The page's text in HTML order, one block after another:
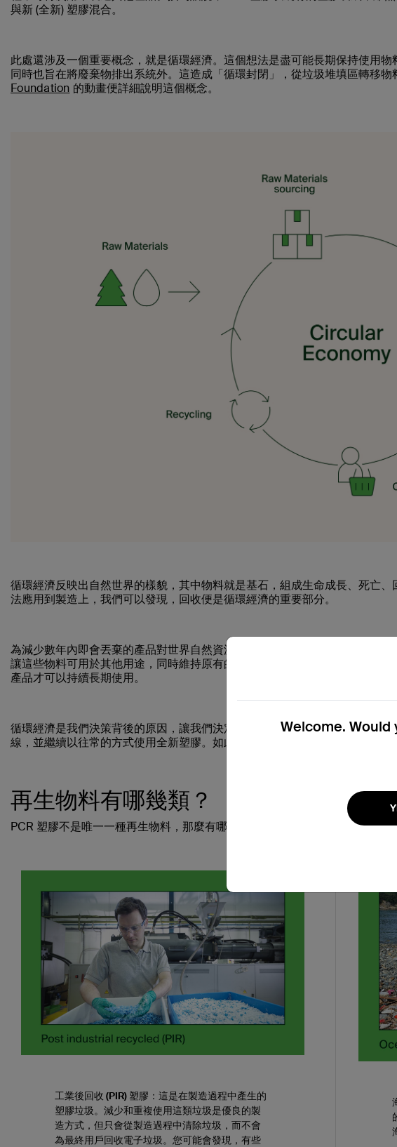
與新 (全新) 塑膠混合。
此處還涉及一個重要概念，就是循環經濟。這個想法是盡可能長期保持使用
同時也旨在將廢棄物排出系統外。這造成「循環封閉」，從垃圾堆填區轉移物
Foundation 的動畫便詳細說明這個概念。
循環經濟反映出自然世界的樣貌，其中物料就是基石，組成生命成長、死亡
法應用到製造上，我們可以發現，回收便是循環經濟的重要部分。
為減少數年內即會丟棄的產品對世界自然資源的依賴，我們需要將其再生為新
讓這些物料可用於其他用途，同時維持原有的品質。品質十分重要：平常使用
產品才可以持續長期使用。
循環經濟是我們決策背後的原因，讓我們決定將所有適用的新產品和現有產
線，並繼續以往常的方式使用全新塑膠。如此一來，我們可以為循環經濟作出
再生物料有哪幾類？
PCR 塑膠不是唯一一種再生物料，那麼有哪些類型呢？讓我們一起看看一些最
工業後回收 (PIR) 塑膠： 這是在製造過程中產生的
塑膠垃圾。減少和重複使用這類垃圾是優良的製
造方式，但只會從製造過程中清除垃圾，而不會
為最終用戶回收電子垃圾。您可能會發現，有些
Welcome.